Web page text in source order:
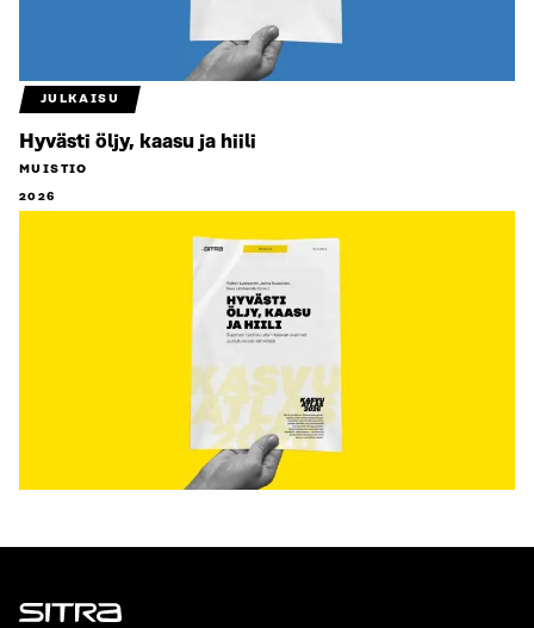
JULKAISU
Hyvästi öljy, kaasu ja hiili
MUISTIO
2026